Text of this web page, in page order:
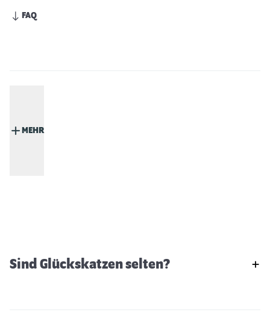
FAQ
MEHR
Sind Glückskatzen selten?